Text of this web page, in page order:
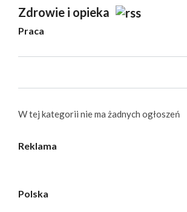
Zdrowie i opieka
Praca
W tej kategorii nie ma żadnych ogłoszeń
Reklama
Polska